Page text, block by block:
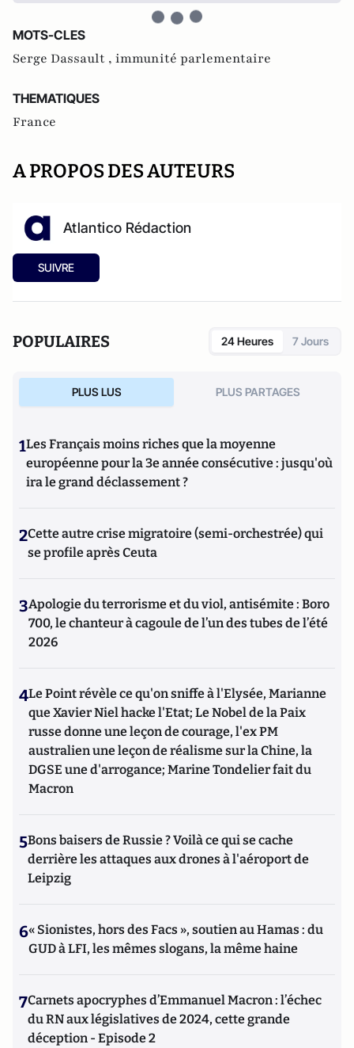
MOTS-CLES
Serge Dassault , immunité parlementaire
THEMATIQUES
France
A PROPOS DES AUTEURS
Atlantico Rédaction
SUIVRE
POPULAIRES 24 Heures 7 Jours
PLUS LUS PLUS PARTAGES
1Les Français moins riches que la moyenne
européenne pour la 3e année consécutive : jusqu'où
ira le grand déclassement ?
2Cette autre crise migratoire (semi-orchestrée) qui
se profile après Ceuta
3Apologie du terrorisme et du viol, antisémite : Boro
700, le chanteur à cagoule de l’un des tubes de l’été
2026
4Le Point révèle ce qu'on sniffe à l'Elysée, Marianne
que Xavier Niel hacke l'Etat; Le Nobel de la Paix
russe donne une leçon de courage, l'ex PM
australien une leçon de réalisme sur la Chine, la
DGSE une d'arrogance; Marine Tondelier fait du
Macron
5Bons baisers de Russie ? Voilà ce qui se cache
derrière les attaques aux drones à l'aéroport de
Leipzig
6« Sionistes, hors des Facs », soutien au Hamas : du
GUD à LFI, les mêmes slogans, la même haine
7Carnets apocryphes d’Emmanuel Macron : l’échec
du RN aux législatives de 2024, cette grande
déception - Episode 2